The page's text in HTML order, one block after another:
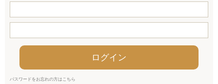
パスワードをお忘れの方はこちら